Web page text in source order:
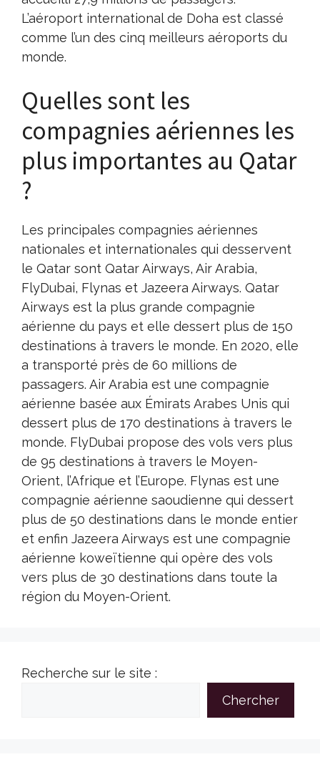
L’aéroport international de Doha est classé
comme l’un des cinq meilleurs aéroports du
monde.
Quelles sont les
compagnies aériennes les
plus importantes au Qatar
?
Les principales compagnies aériennes
nationales et internationales qui desservent
le Qatar sont Qatar Airways, Air Arabia,
FlyDubai, Flynas et Jazeera Airways. Qatar
Airways est la plus grande compagnie
aérienne du pays et elle dessert plus de 150
destinations à travers le monde. En 2020, elle
a transporté près de 60 millions de
passagers. Air Arabia est une compagnie
aérienne basée aux Émirats Arabes Unis qui
dessert plus de 170 destinations à travers le
monde. FlyDubai propose des vols vers plus
de 95 destinations à travers le Moyen-
Orient, l’Afrique et l’Europe. Flynas est une
compagnie aérienne saoudienne qui dessert
plus de 50 destinations dans le monde entier
et enfin Jazeera Airways est une compagnie
aérienne koweïtienne qui opère des vols
vers plus de 30 destinations dans toute la
région du Moyen-Orient.
Recherche sur le site :
Chercher